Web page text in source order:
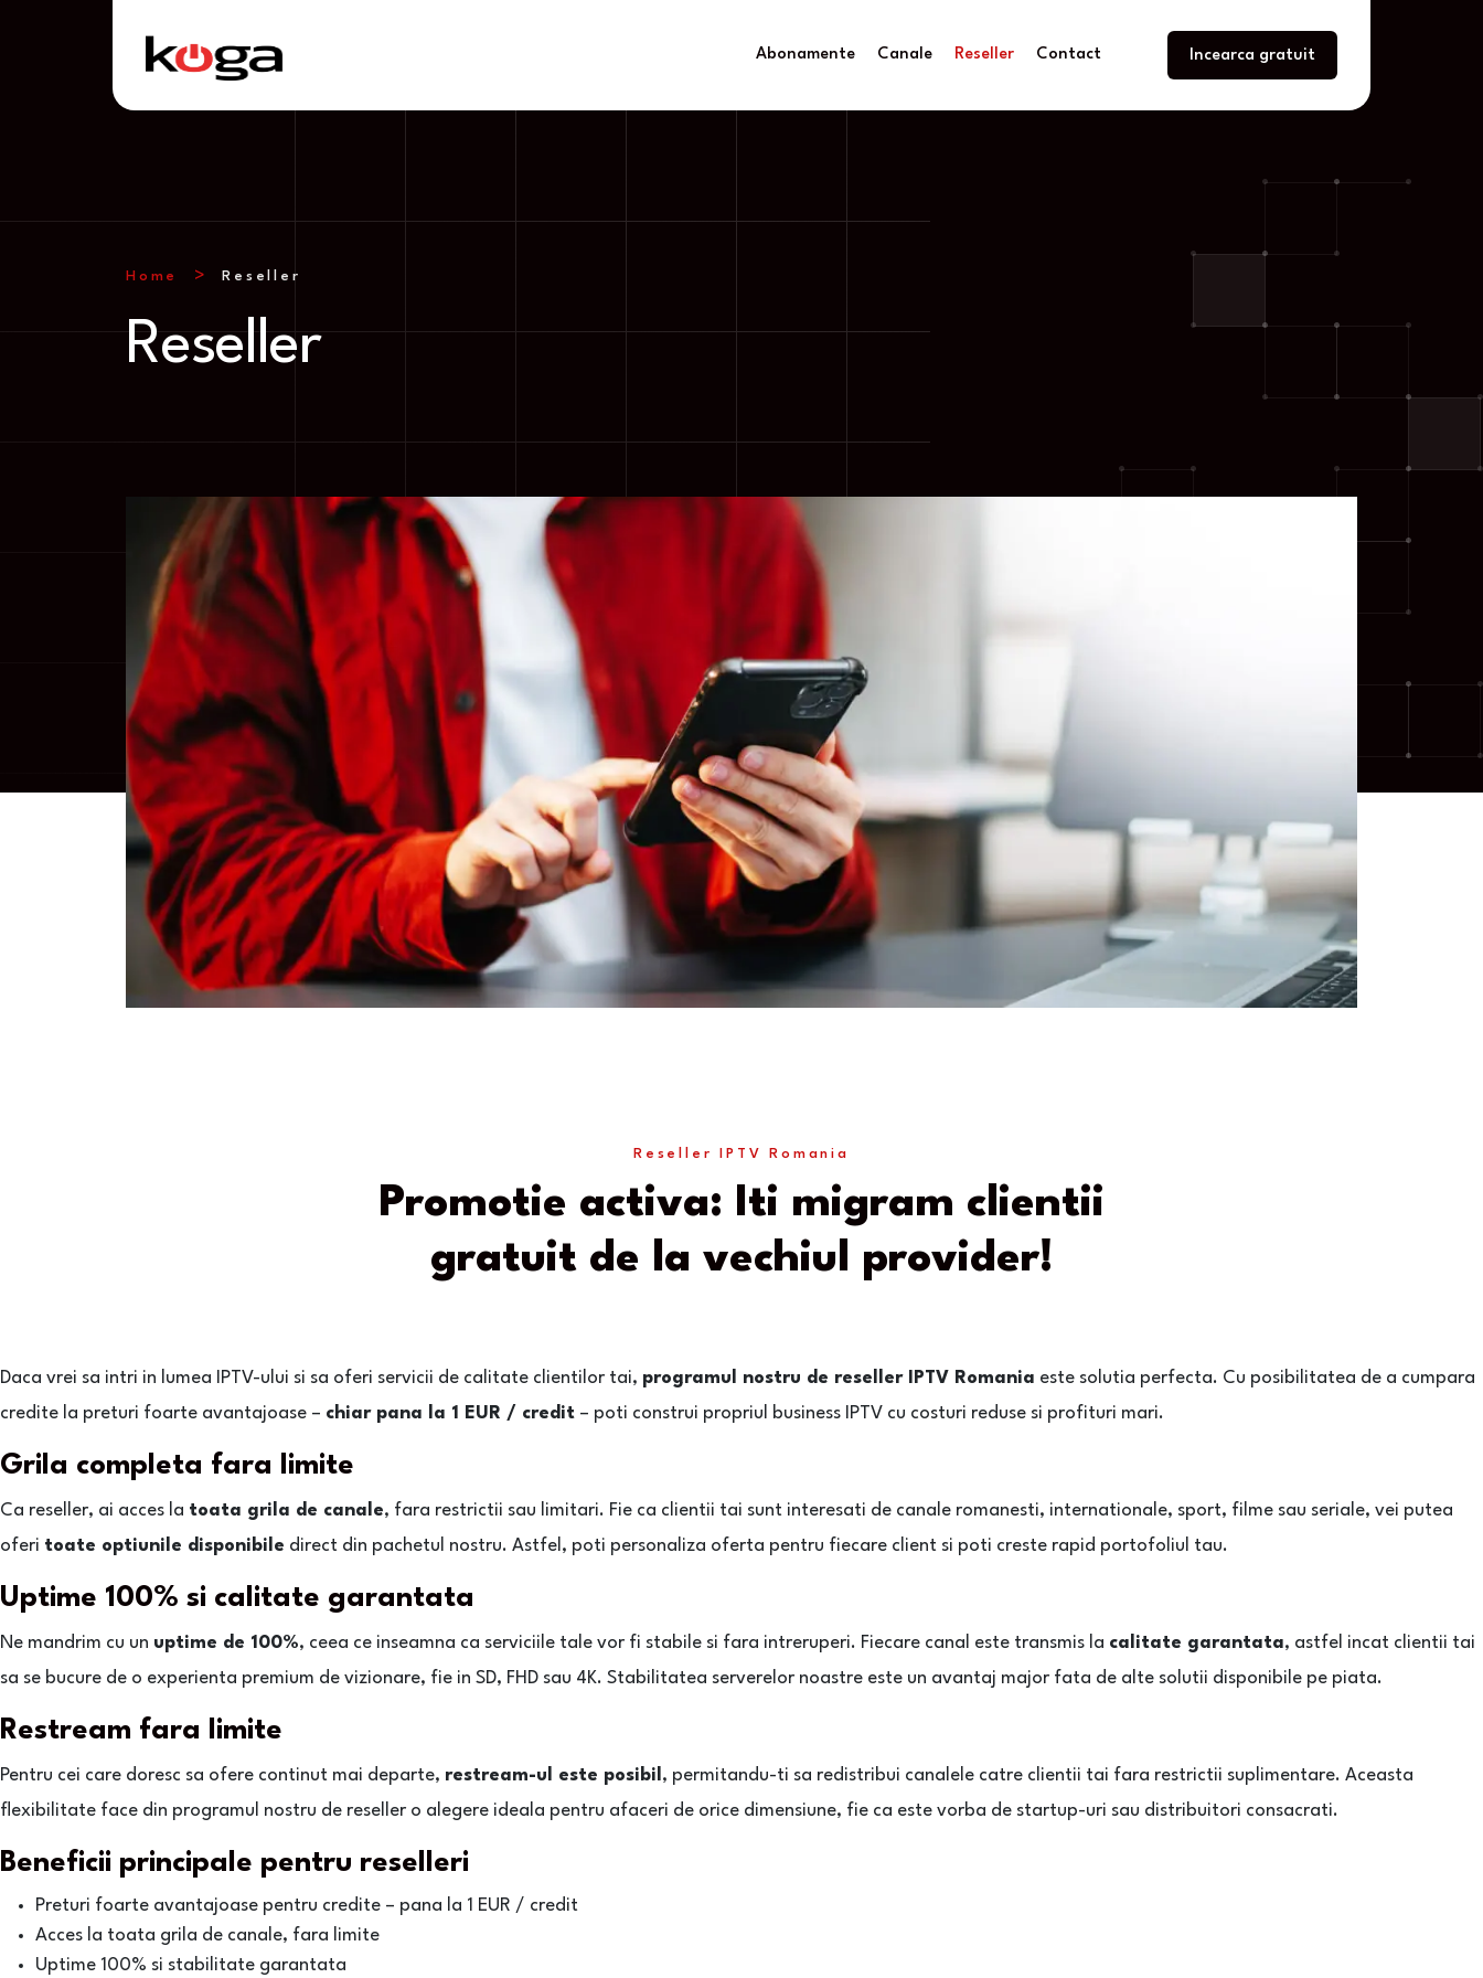
Abonamente Canale Reseller Contact Incearca gratuit
Home Reseller
Reseller
Reseller IPTV Romania
Promotie activa: Iti migram clientii
gratuit de la vechiul provider!
Daca vrei sa intri in lumea IPTV-ului si sa oferi servicii de calitate clientilor tai, programul nostru de reseller IPTV Romania este solutia perfecta. Cu posibilitatea de a cumpara
credite la preturi foarte avantajoase – chiar pana la 1 EUR / credit – poti construi propriul business IPTV cu costuri reduse si profituri mari.
Grila completa fara limite
Ca reseller, ai acces la toata grila de canale, fara restrictii sau limitari. Fie ca clientii tai sunt interesati de canale romanesti, internationale, sport, filme sau seriale, vei putea
oferi toate optiunile disponibile direct din pachetul nostru. Astfel, poti personaliza oferta pentru fiecare client si poti creste rapid portofoliul tau.
Uptime 100% si calitate garantata
Ne mandrim cu un uptime de 100%, ceea ce inseamna ca serviciile tale vor fi stabile si fara intreruperi. Fiecare canal este transmis la calitate garantata, astfel incat clientii tai
sa se bucure de o experienta premium de vizionare, fie in SD, FHD sau 4K. Stabilitatea serverelor noastre este un avantaj major fata de alte solutii disponibile pe piata.
Restream fara limite
Pentru cei care doresc sa ofere continut mai departe, restream-ul este posibil , permitandu-ti sa redistribui canalele catre clientii tai fara restrictii suplimentare. Aceasta
flexibilitate face din programul nostru de reseller o alegere ideala pentru afaceri de orice dimensiune, fie ca este vorba de startup-uri sau distribuitori consacrati.
Beneficii principale pentru reselleri
Preturi foarte avantajoase pentru credite – pana la 1 EUR / credit
Acces la toata grila de canale, fara limite
Uptime 100% si stabilitate garantata